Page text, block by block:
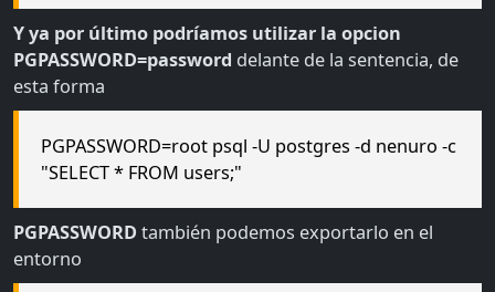
Y ya por último podríamos utilizar la opcion
PGPASSWORD=password delante de la sentencia, de
esta forma
PGPASSWORD=root psql -U postgres -d nenuro -c
"SELECT * FROM users;"
PGPASSWORD también podemos exportarlo en el
entorno